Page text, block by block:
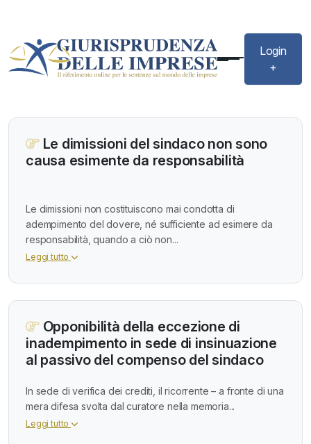
Login
+
Le dimissioni del sindaco non sono
causa esimente da responsabilità
Le dimissioni non costituiscono mai condotta di
adempimento del dovere, né sufficiente ad esimere da
responsabilità, quando a ciò non...
Leggi tutto
Opponibilità della eccezione di
inadempimento in sede di insinuazione
al passivo del compenso del sindaco
In sede di verifica dei crediti, il ricorrente – a fronte di una
mera difesa svolta dal curatore nella memoria...
Leggi tutto